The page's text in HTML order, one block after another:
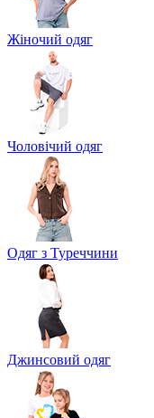
Жіночий одяг
Чоловічий одяг
Одяг з Туреччини
Джинсовий одяг